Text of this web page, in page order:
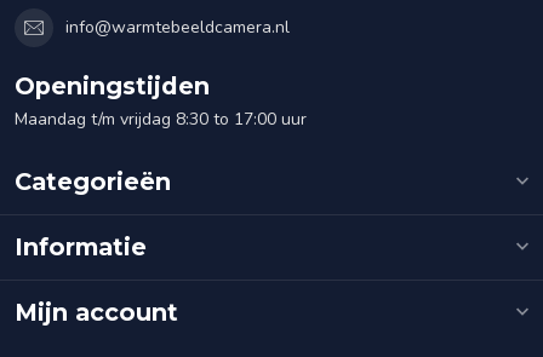
info@warmtebeeldcamera.nl
Openingstijden
Maandag t/m vrijdag 8:30 to 17:00 uur
Categorieën
Informatie
Mijn account